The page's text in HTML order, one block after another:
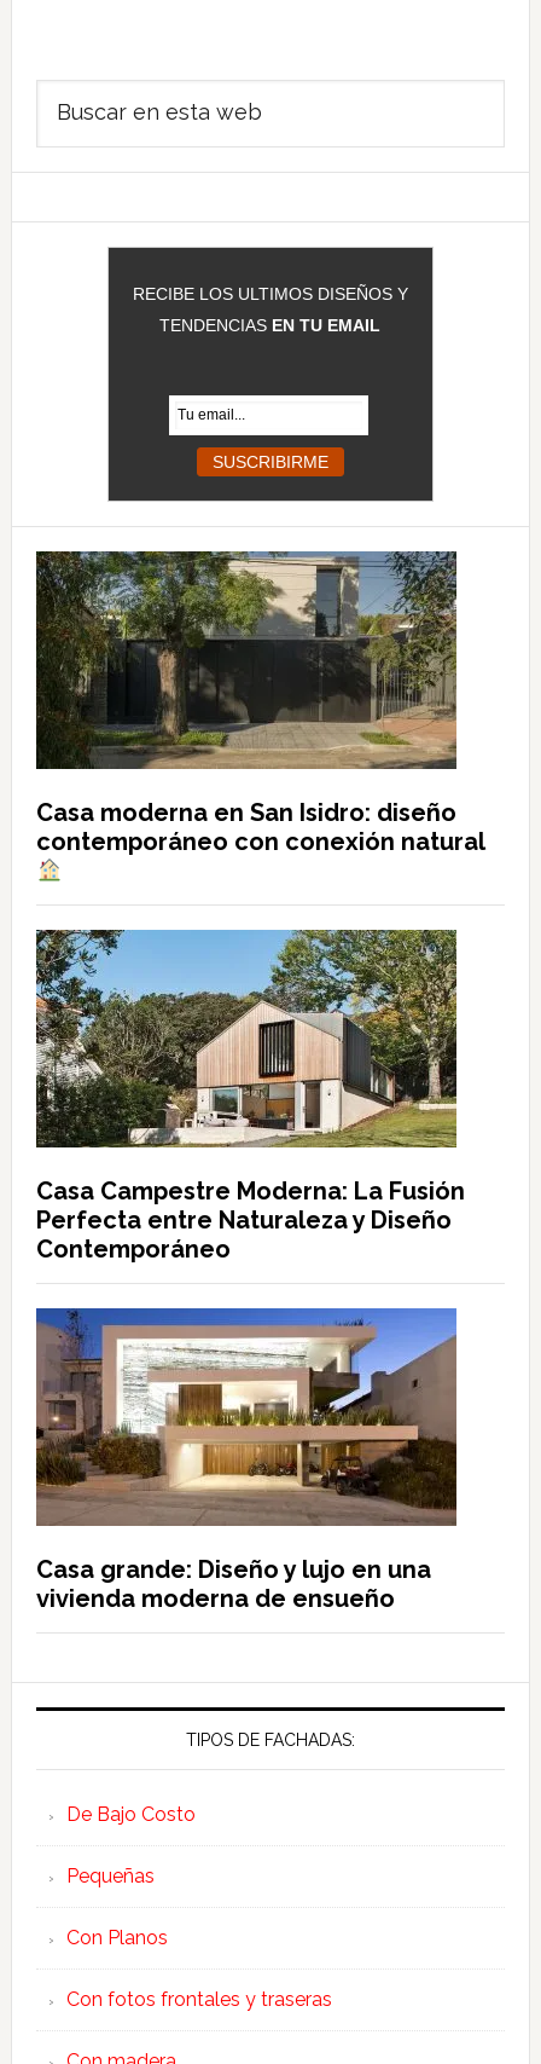
Barra
lateral
principal
RECIBE LOS ULTIMOS DISEÑOS Y
TENDENCIAS EN TU EMAIL
Casa moderna en San Isidro: diseño
contemporáneo con conexión natural
Casa Campestre Moderna: La Fusión
Perfecta entre Naturaleza y Diseño
Contemporáneo
Casa grande: Diseño y lujo en una
vivienda moderna de ensueño
TIPOS DE FACHADAS:
De Bajo Costo
Pequeñas
Con Planos
Con fotos frontales y traseras